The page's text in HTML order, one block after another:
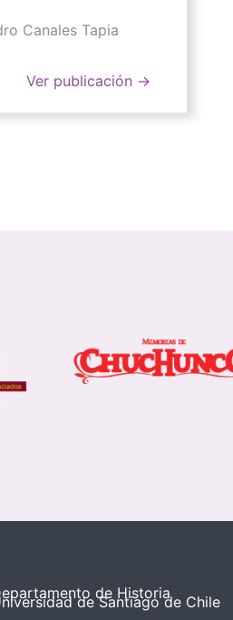
Canales Tapia
Ver publicación →
de Historia
de Santiago de Chile